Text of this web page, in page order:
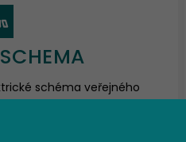
schéma veřejného